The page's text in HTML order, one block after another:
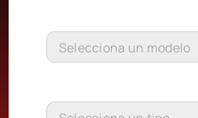
Selecciona un modelo